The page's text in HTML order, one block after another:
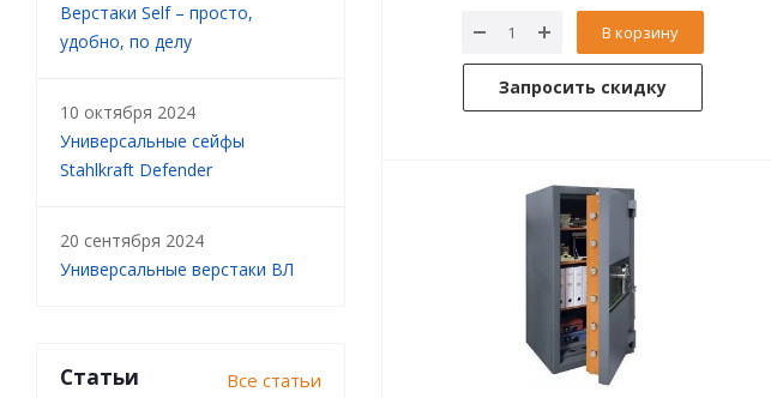
В корзину
Запросить скидку
Верстаки Self – просто,
удобно, по делу
10 октября 2024
Универсальные сейфы
Stahlkraft Defender
20 сентября 2024
Универсальные верстаки ВЛ
Статьи Все статьи